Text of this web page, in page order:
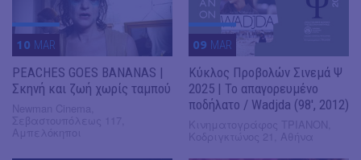
10 MAR
PEACHES GOES BANANAS |
Σκηνή και ζωή χωρίς ταμπού
09 MAR
Κύκλος Προβολών Σινεμά Ψ
2025 | Το απαγορευμένο
ποδήλατο / Wadjda (98', 2012)